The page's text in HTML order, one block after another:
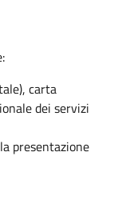
carta
dei servizi
presentazione